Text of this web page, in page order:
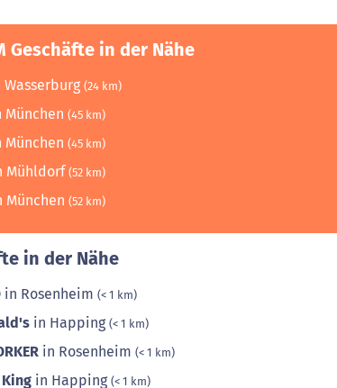
Geschäfte in der Nähe
Wasserburg (24 km)
München (45 km)
München (45 km)
Mühldorf (52 km)
München (52 km)
in der Nähe
in Rosenheim (< 1 km)
in Happing (< 1 km)
in Rosenheim (< 1 km)
in Happing (< 1 km)